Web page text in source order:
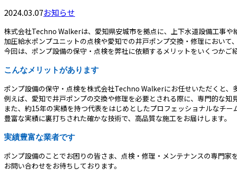
2024.03.07お知らせ
株式会社Techno Walkerは、愛知県安城市を拠点に、上下水道設備工事や
加圧給水ポンプユニットの点検や愛知での井戸ポンプ交換・修理におい
今回は、ポンプ設備の保守・点検を弊社に依頼するメリットをいくつかご
こんなメリットがあります
ポンプ設備の保守・点検を株式会社Techno Walkerにお任せいただくと、
例えば、愛知で井戸ポンプの交換や修理を必要とされる際に、専門的な
また、約15年の実績を持つ代表をはじめとしたプロフェッショナルなチ
豊富な実績に裏打ちされた確かな技術で、高品質な施工をお届けします。
実績豊富な業者です
ポンプ設備のことでお困りの皆さま、点検・修理・メンテナンスの専門
お問い合わせをお待ちしております。